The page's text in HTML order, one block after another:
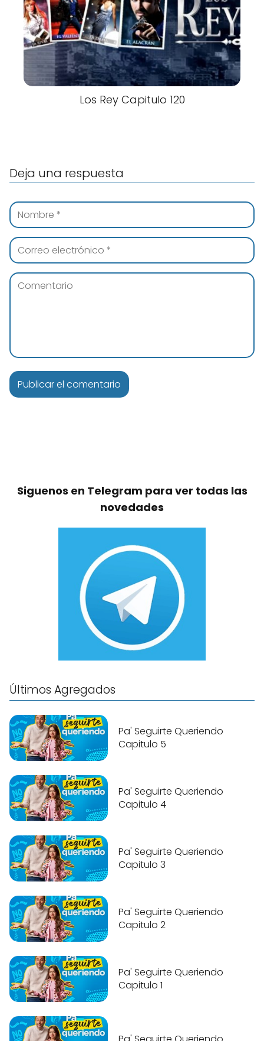
Los Rey Capitulo 120
Deja una respuesta
Siguenos en Telegram para ver todas las
novedades
Últimos Agregados
Pa' Seguirte Queriendo
Capitulo 5
Pa' Seguirte Queriendo
Capitulo 4
Pa' Seguirte Queriendo
Capitulo 3
Pa' Seguirte Queriendo
Capitulo 2
Pa' Seguirte Queriendo
Capitulo 1